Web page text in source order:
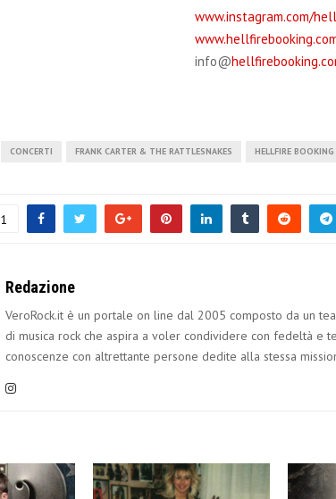
www.instagram.com/
info@
CONCERTI FRANK CARTER & THE RATTLESNAKES HELLFIRE BOOKING
1
Redazione
VeroRock.it è un portale on line dal 2005 composto da un
di musica rock che aspira a voler condividere con fedeltà e
conoscenze con altrettante persone dedite alla stessa